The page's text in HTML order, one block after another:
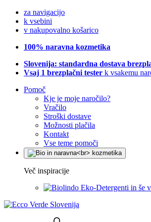
za navigacijo
k vsebini
v nakupovalno košarico
100% naravna kozmetika
Slovenija: standardna dostava
Vsaj 1 brezplačni tester k vsakemu
Pomoč
Kje je moje naročilo?
Vračilo
Stroški dostave
Možnosti plačila
Kontakt
Vse teme pomoči
Več inspiracije
Eko-Detergenti in še